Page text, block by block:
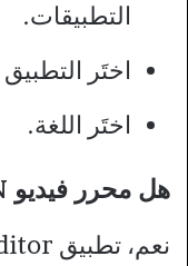
التطبيقات.
اختَر
اختَر اللغة.
هل محرر فيديو VN يعمل على الايباد؟